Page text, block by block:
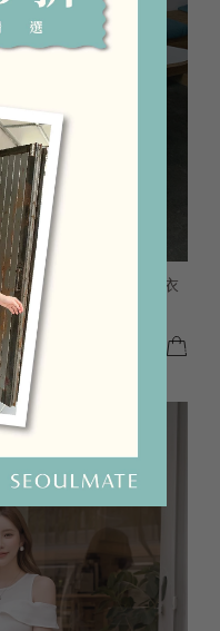
熊蝴蝶結短袖上衣